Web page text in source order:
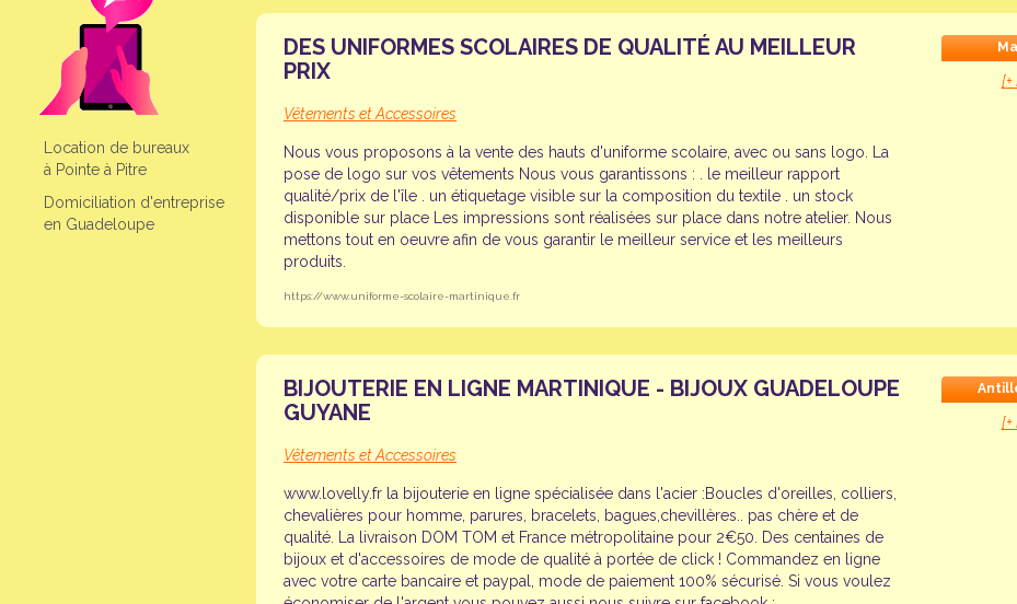
Location de bureaux
à Pointe à Pitre
Domiciliation d'entreprise
en Guadeloupe
DES UNIFORMES SCOLAIRES DE QUALITÉ AU MEILLEUR
PRIX
Vêtements et Accessoires
Nous vous proposons à la vente des hauts d'uniforme scolaire, avec ou sans logo. La
pose de logo sur vos vêtements Nous vous garantissons : . le meilleur rapport
qualité/prix de l'île . un étiquetage visible sur la composition du textile . un stock
disponible sur place Les impressions sont réalisées sur place dans notre atelier. Nous
mettons tout en oeuvre afin de vous garantir le meilleur service et les meilleurs
produits.
https://www.uniforme-scolaire-martinique.fr
BIJOUTERIE EN LIGNE MARTINIQUE - BIJOUX GUADELOUPE
GUYANE
Vêtements et Accessoires
www.lovelly.fr la bijouterie en ligne spécialisée dans l'acier :Boucles d'oreilles, colliers,
chevalières pour homme, parures, bracelets, bagues,chevillères.. pas chère et de
qualité. La livraison DOM TOM et France métropolitaine pour 2€50. Des centaines de
bijoux et d'accessoires de mode de qualité à portée de click ! Commandez en ligne
avec votre carte bancaire et paypal, mode de paiement 100% sécurisé. Si vous voulez